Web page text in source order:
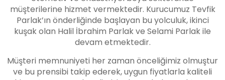
müşterilerine hizmet vermektedir. Kurucumuz Tevfik
Parlak’ın önderliğinde başlayan bu yolculuk, ikinci
kuşak olan Halil İbrahim Parlak ve Selami Parlak ile
devam etmektedir.
Müşteri memnuniyeti her zaman önceliğimiz olmuştur
ve bu prensibi takip ederek, uygun fiyatlarla kaliteli